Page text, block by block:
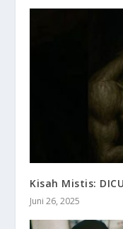
Kisah Mistis:
Juni 26, 2025